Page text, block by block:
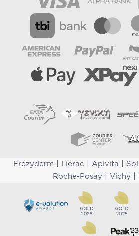
Frezyderm Lierac Apivita
Roche-Posay
Vichy